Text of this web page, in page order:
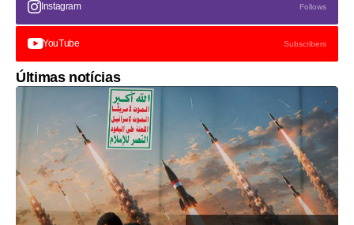
Instagram Follows
YouTube Subscribers
Últimas notícias